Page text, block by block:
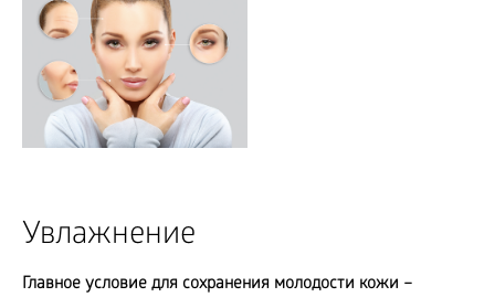
Увлажнение
Главное условие для сохранения молодости кожи –